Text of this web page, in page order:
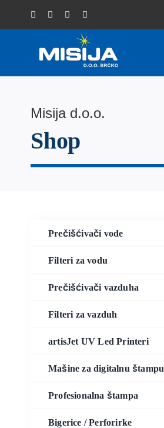
Misija d.o.o.
Shop
Prečišćivači vode
Filteri za vodu
Prečišćivači vazduha
Filteri za vazduh
artisJet UV Led Printeri
Mašine za digitalnu štampu
Profesionalna štampa
Bigerice / Perforirke